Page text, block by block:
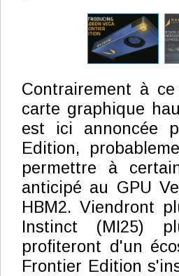
Contrairement à
carte graphique
est ici annoncée
Edition,
permettre à
anticipé au GPU
HBM2. Viendront
Instinct (MI25)
profiteront d'un
Frontier Edition